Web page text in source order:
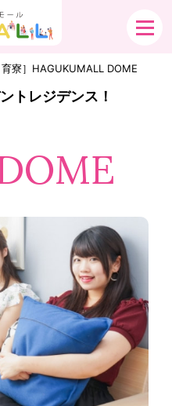
育寮］HAGUKUMALL DOME
トレジデンス！